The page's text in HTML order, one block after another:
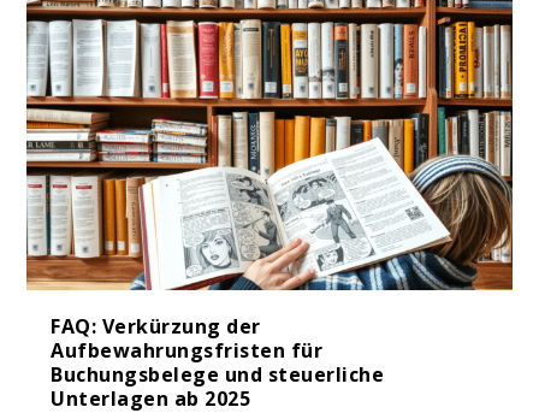
FAQ: Verkürzung der
Aufbewahrungsfristen für
Buchungsbelege und steuerliche
Unterlagen ab 2025